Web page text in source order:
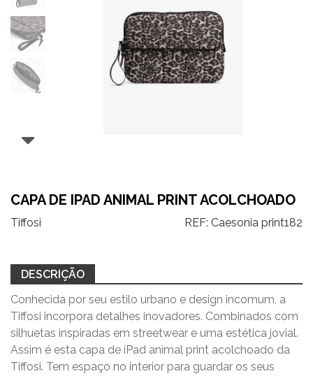
CAPA DE IPAD ANIMAL PRINT ACOLCHOADO
Tiffosi REF: Caesonia print182
DESCRIÇÃO
Conhecida por seu estilo urbano e design incomum, a
Tiffosi incorpora detalhes inovadores. Combinados com
silhuetas inspiradas em streetwear e uma estética jovial.
Assim é esta capa de iPad animal print acolchoado da
Tiffosi. Tem espaço no interior para guardar os seus